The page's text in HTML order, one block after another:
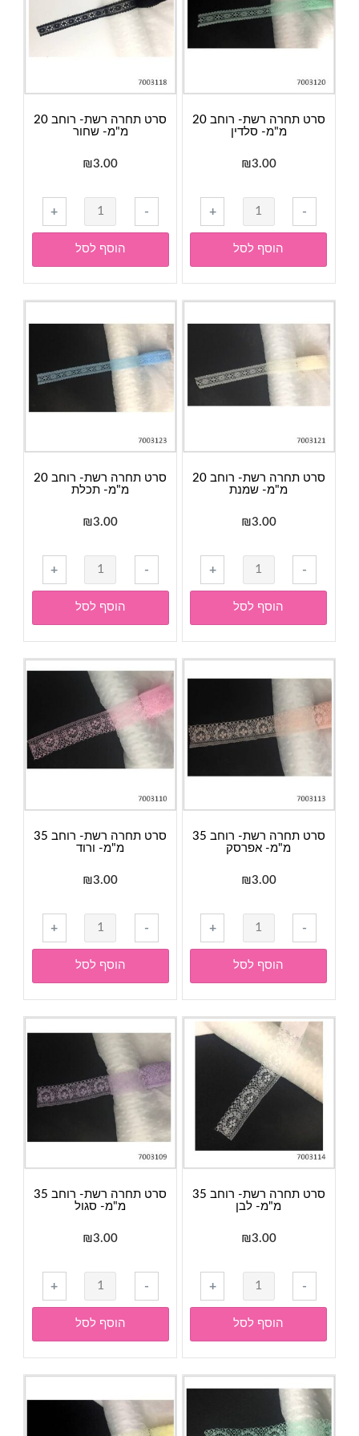
סרט תחרה רשת- רוחב 20
מ"מ- סלדין
₪3.00
-
כמות
של
סרט
תחרה
רשת-
רוחב
20
+
הוסף לסל
סרט תחרה רשת- רוחב 20
מ"מ- שחור
₪3.00
-
כמות
של
סרט
תחרה
רשת-
רוחב
20
שחור
+
הוסף לסל
סרט תחרה רשת- רוחב 20
מ"מ- שמנת
₪3.00
-
כמות
של
סרט
תחרה
רשת-
רוחב
20
שמנת
+
הוסף לסל
סרט תחרה רשת- רוחב 20
מ"מ- תכלת
₪3.00
-
כמות
של
סרט
תחרה
רשת-
רוחב
20
מ"מ-
תכלת
+
הוסף לסל
סרט תחרה רשת- רוחב 35
מ"מ- אפרסק
₪3.00
-
כמות
של
סרט
תחרה
רשת-
רוחב
מ"מ-
אפרסק
+
הוסף לסל
סרט תחרה רשת- רוחב 35
מ"מ- ורוד
₪3.00
-
כמות
של
סרט
תחרה
רשת-
רוחב
35
מ"מ-
ורוד
+
הוסף לסל
סרט תחרה רשת- רוחב 35
מ"מ- לבן
₪3.00
-
כמות
של
סרט
תחרה
רשת-
רוחב
+
הוסף לסל
סרט תחרה רשת- רוחב 35
מ"מ- סגול
₪3.00
-
כמות
של
סרט
תחרה
רשת-
רוחב
+
הוסף לסל